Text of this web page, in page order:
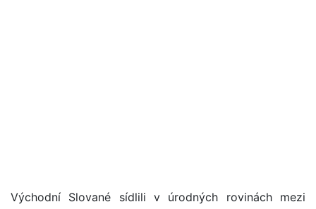
Východní Slované sídlili v úrodných rovinách mezi